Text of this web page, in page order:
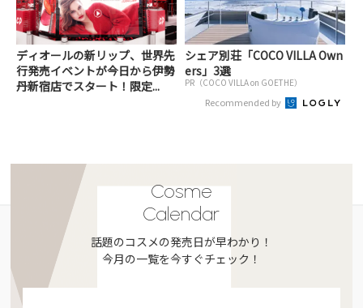
ディオールの新リップ、世界先
行発売イベントが今日から伊勢
丹新宿店でスタート！限定...
シェア別荘「COCO VILLA Own
ers」3選
PR（COCO VILLA on GOETHE）
Recommended by
Cosme
Calendar
話題のコスメの発売日が早わかり！
今月の一覧を今すぐチェック！